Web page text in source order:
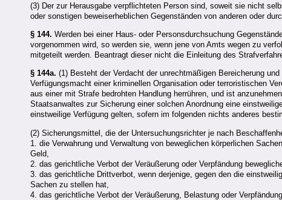
(3) Der zur Herausgabe verpflichteten Person sind, soweit sie nicht
oder sonstigen beweiserheblichen Gegenständen von anderen oder
§ 144. Werden bei einer Haus- oder Personsdurchsuchung
vorgenommen wird, so werden sie, wenn jene von Amts wegen zu
mitgeteilt werden. Beantragt dieser nicht die Einleitung des
§ 144a. (1) Besteht der Verdacht der unrechtmäßigen Bereicherung
Verfügungsmacht einer kriminellen Organisation oder terroristischen
aus einer mit Strafe bedrohten Handlung herrühren, und ist
Staatsanwaltes zur Sicherung einer solchen Anordnung eine
einstweilige Verfügung gelten, sofern im folgenden nichts anderes
(2) Sicherungsmittel, die der Untersuchungsrichter je nach
1. die Verwahrung und Verwaltung von beweglichen körperlichen
Geld,
2. das gerichtliche Verbot der Veräußerung oder Verpfändung
3. das gerichtliche Drittverbot, wenn derjenige, gegen den die
Sachen zu stellen hat,
4. das gerichtliche Verbot der Veräußerung, Belastung oder